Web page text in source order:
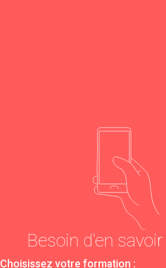
Besoin d'en
Choisissez votre formation :